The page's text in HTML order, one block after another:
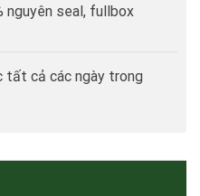
nguyên seal, fullbox
tất cả các ngày trong